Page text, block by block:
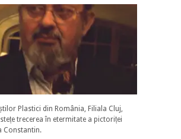
Plastici din România, Filiala Cluj,
trecerea în etermitate a pictoriței
Constantin.